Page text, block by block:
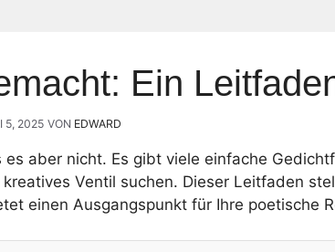
Ein
5, 2025 VON EDWARD
aber nicht. Es gibt viele einfache
Ventil suchen. Dieser Leitfaden
einen Ausgangspunkt für Ihre poetische